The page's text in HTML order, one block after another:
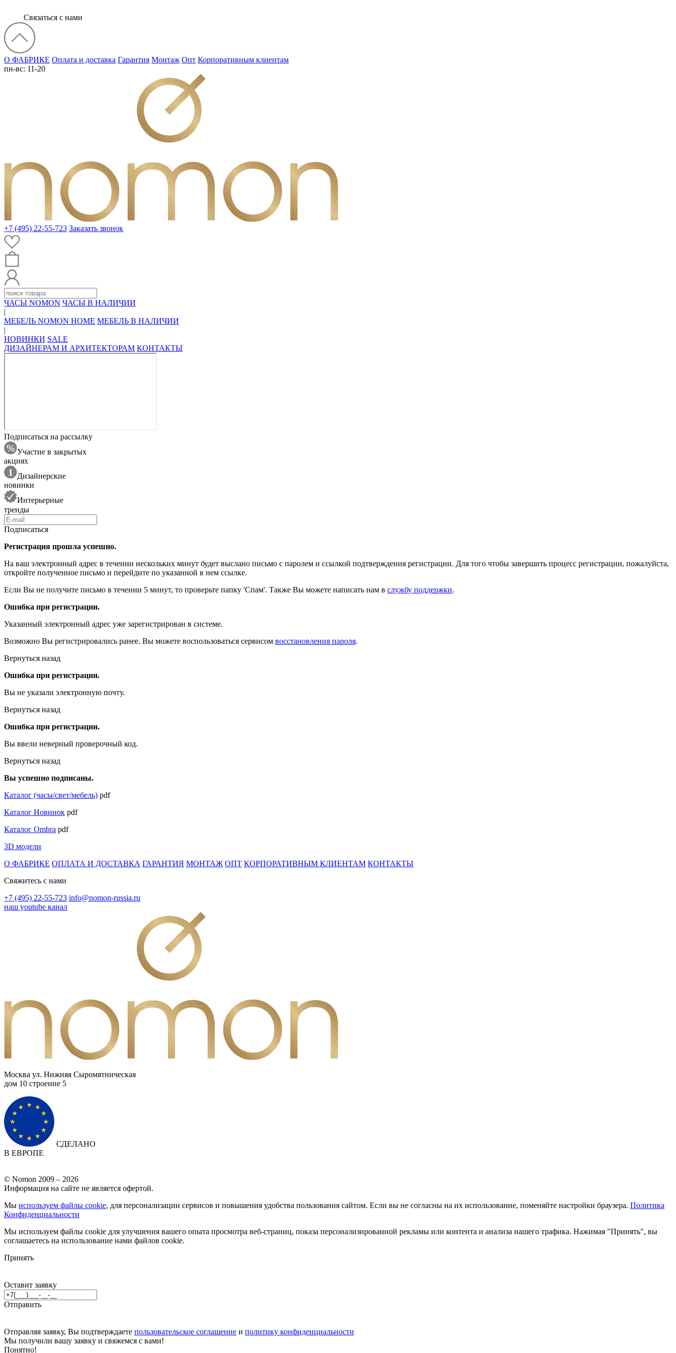
Связаться с нами
О ФАБРИКЕ Оплата и доставка Гарантия Монтаж Опт Корпоративным клиентам
пн-вс: 11-20
+7 (495) 22-55-723 Заказать звонок
ЧАСЫ NOMON ЧАСЫ В НАЛИЧИИ
|
МЕБЕЛЬ NOMON HOME МЕБЕЛЬ В НАЛИЧИИ
|
НОВИНКИ SALE
ДИЗАЙНЕРАМ И АРХИТЕКТОРАМ КОНТАКТЫ
Подписаться на рассылку
Участие в закрытых
акциях
Дизайнерские
новинки
Интерьерные
тренды
Подписаться
Регистрация прошла успешно.
На ваш электронный адрес в течении нескольких минут будет выслано письмо с паролем и ссылкой подтверждения регистрации. Для того чтобы завершить процесс регистрации, пожалуйста,
откройте полученное письмо и перейдите по указанной в нем ссылке.
Если Вы не получите письмо в течении 5 минут, то проверьте папку 'Спам'. Также Вы можете написать нам в службу поддержки.
Ошибка при регистрации.
Указанный электронный адрес уже зарегистрирован в системе.
Возможно Вы регистрировались ранее. Вы можете воспользоваться сервисом восстановления пароля.
Вернуться назад
Ошибка при регистрации.
Вы не указали электронную почту.
Вернуться назад
Ошибка при регистрации.
Вы ввели неверный проверочный код.
Вернуться назад
Вы успешно подписаны.
Каталог (часы/свет/мебель) pdf
Каталог Новинок pdf
Каталог Ombra pdf
3D модели
О ФАБРИКЕ ОПЛАТА И ДОСТАВКА ГАРАНТИЯ МОНТАЖ ОПТ КОРПОРАТИВНЫМ КЛИЕНТАМ КОНТАКТЫ
Свяжитесь с нами
+7 (495) 22-55-723 info@nomon-russia.ru
наш youtube канал
Москва ул. Нижняя Сыромятническая
дом 10 cтроение 5
СДЕЛАНО
В ЕВРОПЕ
© Nomon 2009 – 2026
Информация на сайте не является офертой.
Мы используем файлы cookie, для персонализации сервисов и повышения удобства пользования сайтом. Если вы не согласны на их использование, поменяйте настройки браузера. Политика
Конфиденциальности
Мы используем файлы cookie для улучшения вашего опыта просмотра веб-страниц, показа персонализированной рекламы или контента и анализа нашего трафика. Нажимая "Принять", вы
соглашаетесь на использование нами файлов cookie.
Принять
Оставит заявку
Отправить
Отправляя заявку, Вы подтверждаете пользовательское соглашение и политику конфиденциальности
Мы получили вашу заявку и свяжемся с вами!
Понятно!